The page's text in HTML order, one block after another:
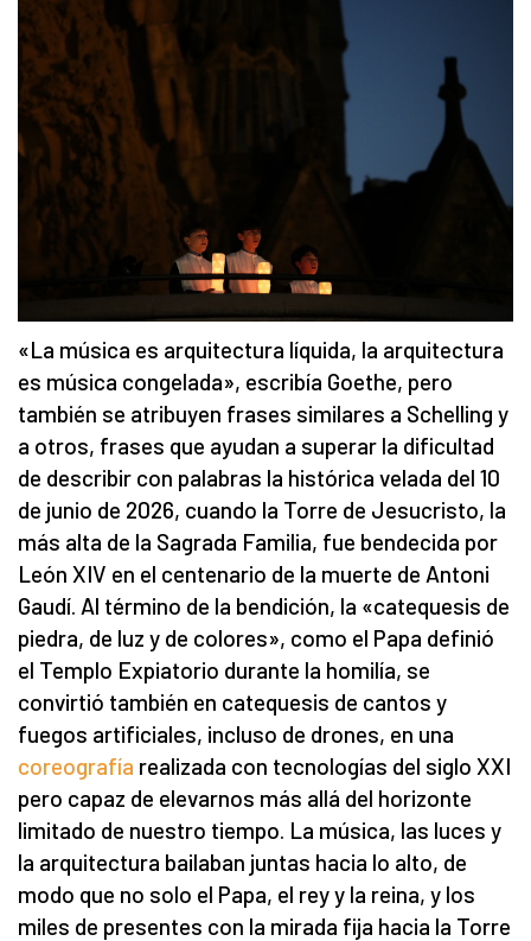
«La música es arquitectura líquida, la arquitectura
es música congelada», escribía Goethe, pero
también se atribuyen frases similares a Schelling y
a otros, frases que ayudan a superar la dificultad
de describir con palabras la histórica velada del 10
de junio de 2026, cuando la Torre de Jesucristo, la
más alta de la Sagrada Familia, fue bendecida por
León XIV en el centenario de la muerte de Antoni
Gaudí. Al término de la bendición, la «catequesis de
piedra, de luz y de colores», como el Papa definió
el Templo Expiatorio durante la homilía, se
convirtió también en catequesis de cantos y
fuegos artificiales, incluso de drones, en una
coreografía realizada con tecnologías del siglo XXI
pero capaz de elevarnos más allá del horizonte
limitado de nuestro tiempo. La música, las luces y
la arquitectura bailaban juntas hacia lo alto, de
modo que no solo el Papa, el rey y la reina, y los
miles de presentes con la mirada fija hacia la Torre